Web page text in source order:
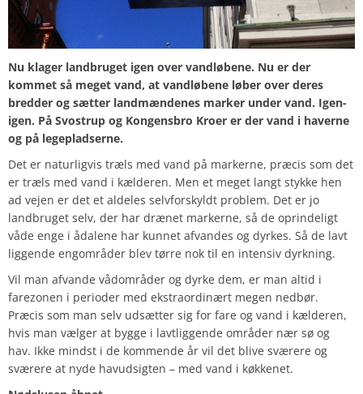
Nu klager landbruget igen over vandløbene. Nu er der
kommet så meget vand, at vandløbene løber over deres
bredder og sætter landmændenes marker under vand. Igen-
igen. På Svostrup og Kongensbro Kroer er der vand i haverne
og på legepladserne.
Det er naturligvis træls med vand på markerne, præcis som det
er træls med vand i kælderen. Men et meget langt stykke hen
ad vejen er det et aldeles selvforskyldt problem. Det er jo
landbruget selv, der har drænet markerne, så de oprindeligt
våde enge i ådalene har kunnet afvandes og dyrkes. Så de lavt
liggende engområder blev tørre nok til en intensiv dyrkning.
Vil man afvande vådområder og dyrke dem, er man altid i
farezonen i perioder med ekstraordinært megen nedbør.
Præcis som man selv udsætter sig for fare og vand i kælderen,
hvis man vælger at bygge i lavtliggende områder nær sø og
hav. Ikke mindst i de kommende år vil det blive sværere og
sværere at nyde havudsigten – med vand i køkkenet.